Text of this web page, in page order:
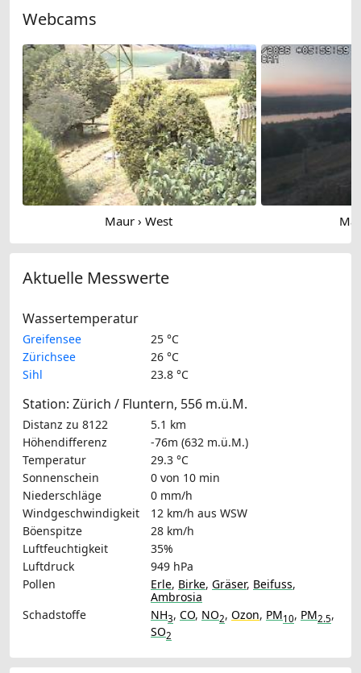
Webcams
Maur › West
Aktuelle Messwerte
Wassertemperatur
Greifensee
25 °C
Zürichsee
26 °C
Sihl
23.8 °C
Station: Zürich / Fluntern, 556 m.ü.M.
Distanz zu 8122
5.1 km
Höhendifferenz
-76m (632 m.ü.M.)
Temperatur
29.3 °C
Sonnenschein
0 von 10 min
Niederschläge
0 mm/h
Windgeschwindigkeit
12 km/h aus WSW
Böenspitze
28 km/h
Luftfeuchtigkeit
35%
Luftdruck
949 hPa
Pollen
Erle, Birke, Gräser, Beifuss,
Ambrosia
Schadstoffe
NH3, CO, NO2, Ozon, PM10, PM2.5,
SO2